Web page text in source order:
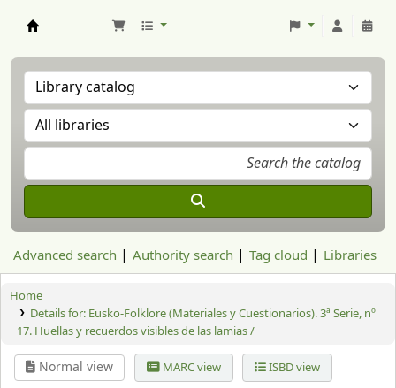
Advanced search Authority search Tag cloud Libraries
Home
Details for: Eusko-Folklore (Materiales y Cuestionarios). 3ª Serie, nº
17. Huellas y recuerdos visibles de las lamias /
Normal view MARC view ISBD view